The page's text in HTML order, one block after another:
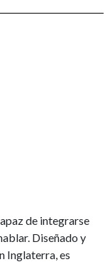
de integrarse
Diseñado y
Inglaterra, es